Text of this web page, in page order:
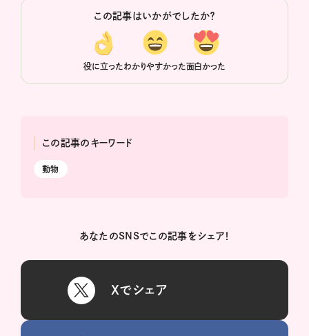
この記事はいかがでしたか？
役に立ったわかりやすかった面白かった
この記事のキーワード
動物
あなたのSNSでこの記事をシェア！
Xでシェア